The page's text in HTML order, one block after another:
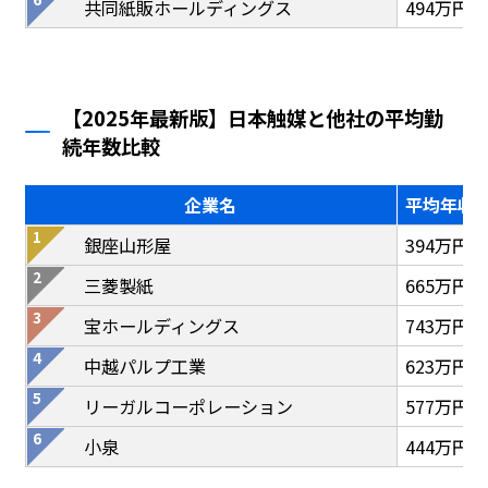
共同紙販ホールディングス 494万円
【2025年最新版】日本触媒と他社の平均勤
続年数比較
企業名
平均年収
銀座山形屋
394万円
三菱製紙
665万円
宝ホールディングス
743万円
中越パルプ工業
623万円
リーガルコーポレーション
577万円
小泉
444万円